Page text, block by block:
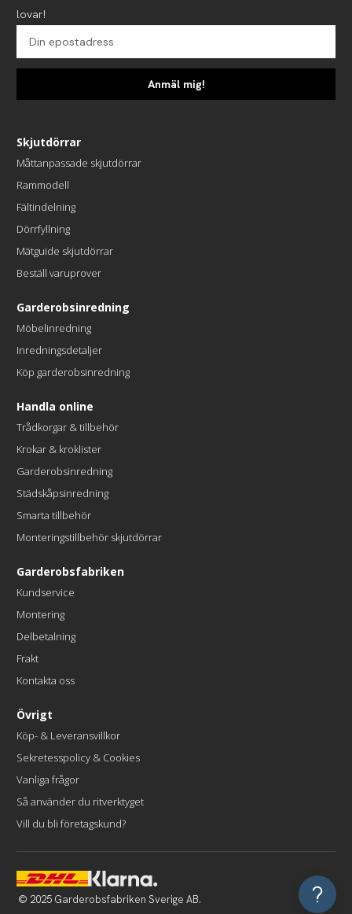
lovar!
Anmäl mig!
Skjutdörrar
Måttanpassade skjutdörrar
Rammodell
Fältindelning
Dörrfyllning
Mätguide skjutdörrar
Beställ varuprover
Garderobsinredning
Möbelinredning
Inredningsdetaljer
Köp garderobsinredning
Handla online
Trådkorgar & tillbehör
Krokar & kroklister
Garderobsinredning
Städskåpsinredning
Smarta tillbehör
Monteringstillbehör skjutdörrar
Garderobsfabriken
Kundservice
Montering
Delbetalning
Frakt
Kontakta oss
Övrigt
Köp- & Leveransvillkor
Sekretesspolicy & Cookies
Vanliga frågor
Så använder du ritverktyget
Vill du bli företagskund?
© 2025 Garderobsfabriken Sverige AB.